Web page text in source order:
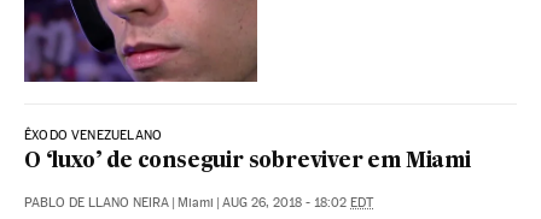
ÊXODO VENEZUELANO
O ‘luxo’ de conseguir sobreviver em Miami
PABLO DE LLANO NEIRA | Miami | AUG 26, 2018 - 18:02 EDT